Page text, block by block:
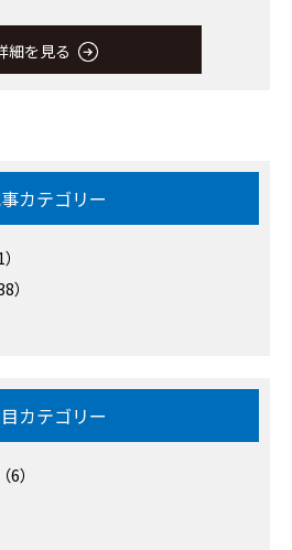
細を見る
カテゴリー
）
カテゴリー
）